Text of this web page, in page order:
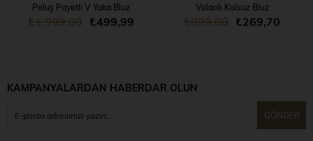
Peluş Payetli V Yaka Bluz
₺499,99
₺1.999,00
Volanlı Kolsuz Bluz
₺269,70
₺899,00
KAMPANYALARDAN HABERDAR OLUN
GÖNDER